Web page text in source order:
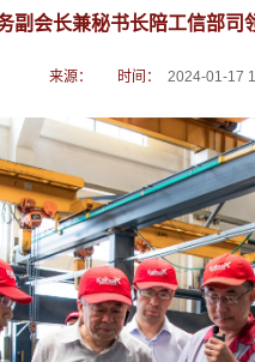
副会长兼秘书长陪工信部司
来源： 时间： 2024-01-17